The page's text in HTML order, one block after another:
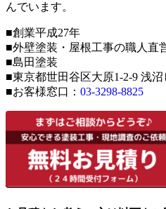
んでいます。
■創業平成27年
■外壁塗装・屋根工事の職人直
■島田塗装
■東京都世田谷区大原1-2-9 浅沼
■お客様窓口： 03-3298-8825